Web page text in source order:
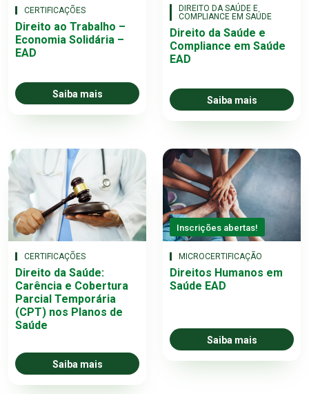
CERTIFICAÇÕES
Direito ao Trabalho –
Economia Solidária –
EAD
Saiba mais
DIREITO DA SAÚDE E
COMPLIANCE EM SAÚDE
Direito da Saúde e
Compliance em Saúde
EAD
Saiba mais
CERTIFICAÇÕES
Direito da Saúde:
Carência e Cobertura
Parcial Temporária
(CPT) nos Planos de
Saúde
Saiba mais
Inscrições abertas!
MICROCERTIFICAÇÃO
Direitos Humanos em
Saúde EAD
Saiba mais